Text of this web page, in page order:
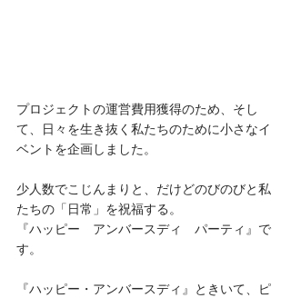
プロジェクトの運営費用獲得のため、そし
て、日々を生き抜く私たちのために小さなイ
ベントを企画しました。
少人数でこじんまりと、だけどのびのびと私
たちの「日常」を祝福する。
『ハッピー　アンバースディ　パーティ』で
す。
『ハッピー・アンバースディ』ときいて、ピ